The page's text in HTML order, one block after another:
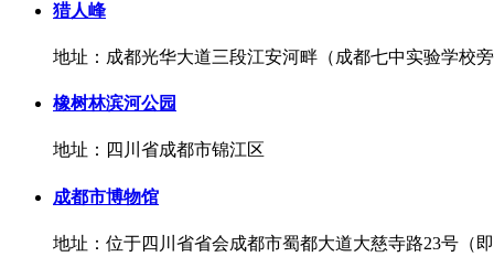
猎人峰
地址：成都光华大道三段江安河畔（成都七中实验学校旁
橡树林滨河公园
地址：四川省成都市锦江区
成都市博物馆
地址：位于四川省省会成都市蜀都大道大慈寺路23号（